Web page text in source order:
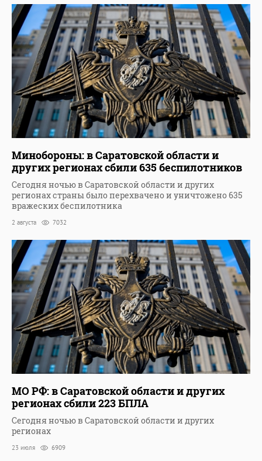
Минобороны: в Саратовской области и
других регионах сбили 635 беспилотников
Сегодня ночью в Саратовской области и других
регионах страны было перехвачено и уничтожено 635
вражеских беспилотника
2 августа 7032
МО РФ: в Саратовской области и других
регионах сбили 223 БПЛА
Сегодня ночью в Саратовской области и других
регионах
23 июля 6909